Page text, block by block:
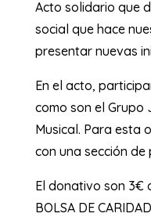
Acto solidario que
social que hace
presentar nuevas
En el acto,
como son el Grupo
Musical. Para esta
con una sección
El donativo son 3€
BOLSA DE